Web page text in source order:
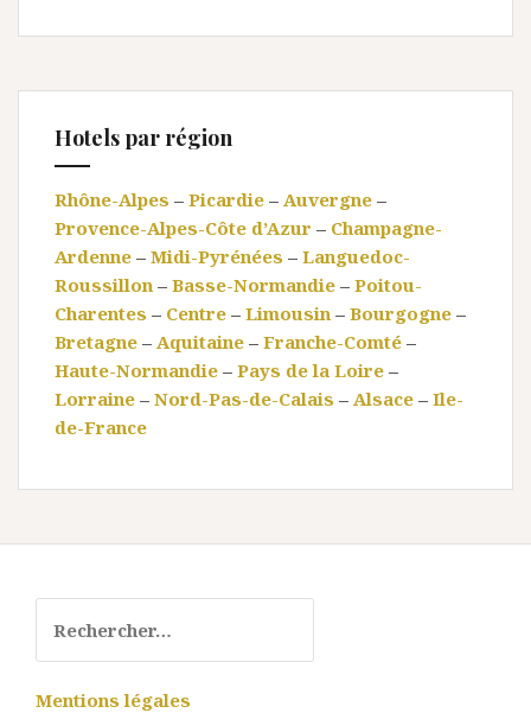
Hotels par région
Rhône-Alpes – Picardie – Auvergne –
Provence-Alpes-Côte d’Azur – Champagne-
Ardenne – Midi-Pyrénées – Languedoc-
Roussillon – Basse-Normandie – Poitou-
Charentes – Centre – Limousin – Bourgogne –
Bretagne – Aquitaine – Franche-Comté –
Haute-Normandie – Pays de la Loire –
Lorraine – Nord-Pas-de-Calais – Alsace – Ile-
de-France
Mentions légales